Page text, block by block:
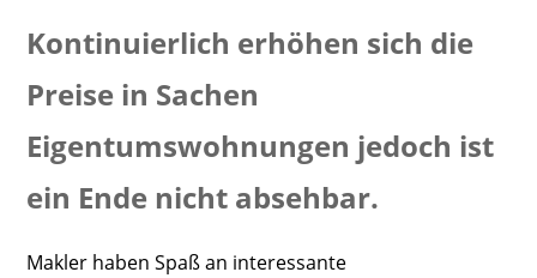
Kontinuierlich erhöhen sich die
Preise in Sachen
Eigentumswohnungen jedoch ist
ein Ende nicht absehbar.
Makler haben Spaß an interessante